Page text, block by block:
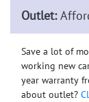
Outlet:
Save a lot of
working new
year warranty
about outlet?